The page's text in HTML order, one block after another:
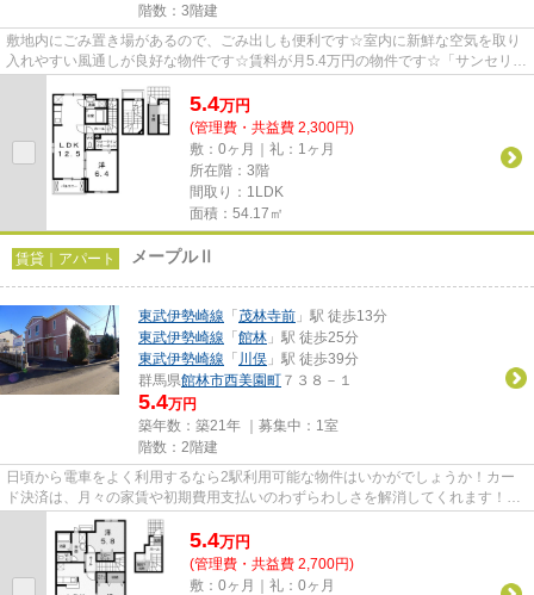
階数：3階建
敷地内にごみ置き場があるので、ごみ出しも便利です☆室内に新鮮な空気を取り
入れやすい風通しが良好な物件です☆賃料が月5.4万円の物件です☆「サンセリ
5.4万円
(管理費・共益費 2,300円)
敷：0ヶ月｜礼：1ヶ月
所在階：3階
間取り：1LDK
面積：54.17㎡
賃貸｜アパート メープルⅡ
東武伊勢崎線 「 茂林寺前 」駅 徒歩13分
東武伊勢崎線 「 館林 」駅 徒歩25分
東武伊勢崎線 「 川俣 」駅 徒歩39分
群馬県館林市西美園町 ７３８－１
5.4万円
築年数：築21年 ｜募集中： 1室
階数：2階建
日頃から電車をよく利用するなら2駅利用可能な物件はいかがでしょうか！カー
ド決済は、月々の家賃や初期費用支払いのわずらわしさを解消してくれます！賃
料を10万円以下に抑えたい方に...
5.4万円
(管理費・共益費 2,700円)
敷：0ヶ月｜礼：0ヶ月